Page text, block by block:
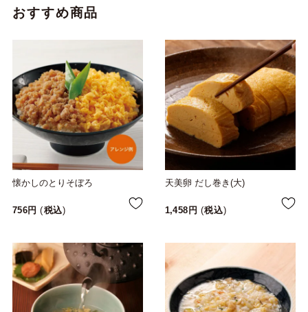
おすすめ商品
懐かしのとりそぼろ
756 税込
天美卵 だし巻き(大)
1,458 税込